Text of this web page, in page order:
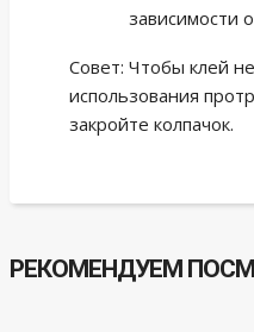
зависимости
Совет: Чтобы клей
использования
закройте колпачок.
РЕКОМЕНДУЕМ